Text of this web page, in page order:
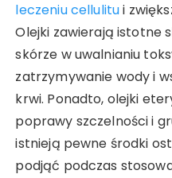
leczeniu cellulitui
Olejki zawierają istotne
skórze w uwalnianiu
zatrzymywanie wody i
krwi. Ponadto, olejki
poprawy szczelności i
istnieją pewne środki
podjąć podczas